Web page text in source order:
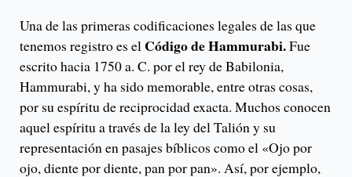
Una de las primeras codificaciones legales de las que
tenemos registro es el Código de Hammurabi.Fue
escrito hacia 1750 a. C. por el rey de Babilonia,
Hammurabi, y ha sido memorable, entre otras cosas,
por su espíritu de reciprocidad exacta. Muchos conocen
aquel espíritu a través de la ley del Talión y su
representación en pasajes bíblicos como el «Ojo por
ojo, diente por diente, pan por pan». Así, por ejemplo,